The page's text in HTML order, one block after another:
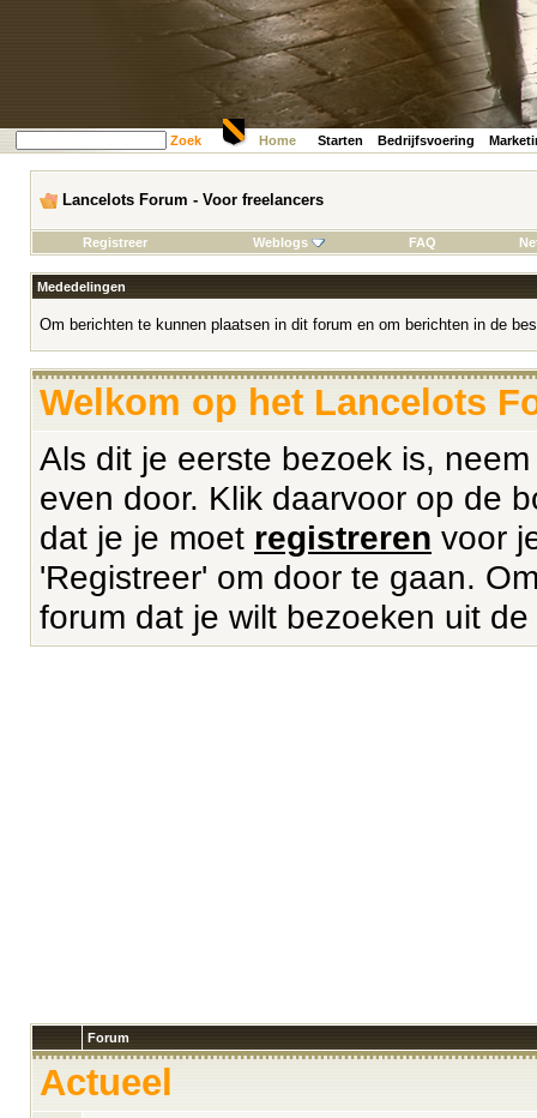
Zoek Home Starten Bedrijfsvoering
Lancelots Forum - Voor freelancers
Registreer Weblogs FAQ
Mededelingen
Om berichten te kunnen plaatsen in dit forum en om berichten in de
Welkom op het Lancelots
Als dit je eerste bezoek is,
even door. Klik daarvoor op de
dat je je moet registreren voor
'Registreer' om door te gaan.
forum dat je wilt bezoeken uit
Forum
Actueel